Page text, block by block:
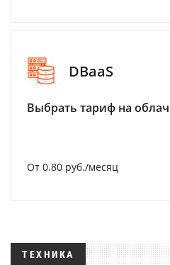
DBaaS
Выбрать тариф на
От 0.80 руб./месяц
ТЕХНИКА